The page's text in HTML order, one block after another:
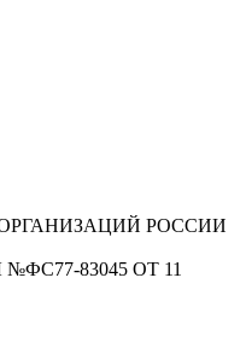
РОССИИ
№ФС77-83045 ОТ 11